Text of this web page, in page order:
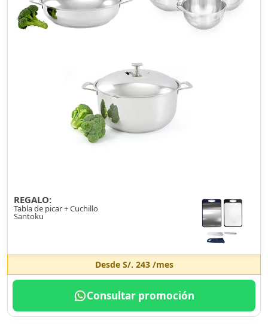
REGALO:
Tabla de picar + Cuchillo
Santoku
Desde S/. 243/mes
Consultar promoción